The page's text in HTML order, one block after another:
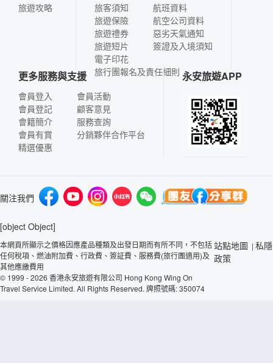
旅遊攻略
旅客須知
旅遊保險
旅遊禮券
旅遊短片
電子印花
航班資料
航空公司資料
惡劣天氣通知
簽證及入境須知
旅行團報名及責任細則
更多服務與支援
會員登入
會員登記
會籍簡介
會員有賞
精選優惠
會員活動
顧客意見
服務查詢
分銷夥伴合作平台
永安旅遊APP
關注我們
[object Object]
本網頁所顯示之價格因應產品種類及出發日期而有所不同，不包括
任何稅項、燃油附加費、行政費、簽証費、服務費(旅行團適用)及
其他應繳費用
© 1999 - 2026 香港永安旅遊有限公司 Hong Kong Wing On
Travel Service Limited. All Rights Reserved. 牌照號碼: 350074
站點地圖 | 私隱
政策